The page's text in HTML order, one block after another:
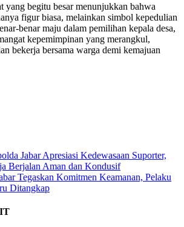
yang begitu besar menunjukkan bahwa
figur biasa, melainkan simbol kepedulian
benar maju dalam pemilihan kepala desa,
kepemimpinan yang merangkul,
bekerja bersama warga demi kemajuan
Jabar Apresiasi Kedewasaan Suporter,
Berjalan Aman dan Kondusif
Tegaskan Komitmen Keamanan, Pelaku
Ditangkap